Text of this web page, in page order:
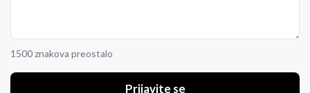
1500 znakova preostalo
Prijavite se